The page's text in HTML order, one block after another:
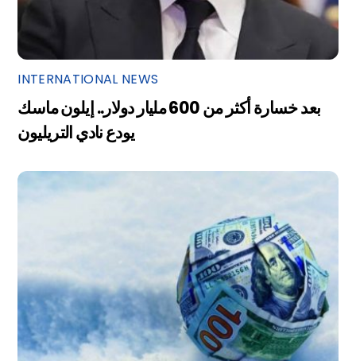
INTERNATIONAL NEWS
بعد خسارة أكثر من 600 مليار دولار.. إيلون ماسك
يودع نادي التريليون